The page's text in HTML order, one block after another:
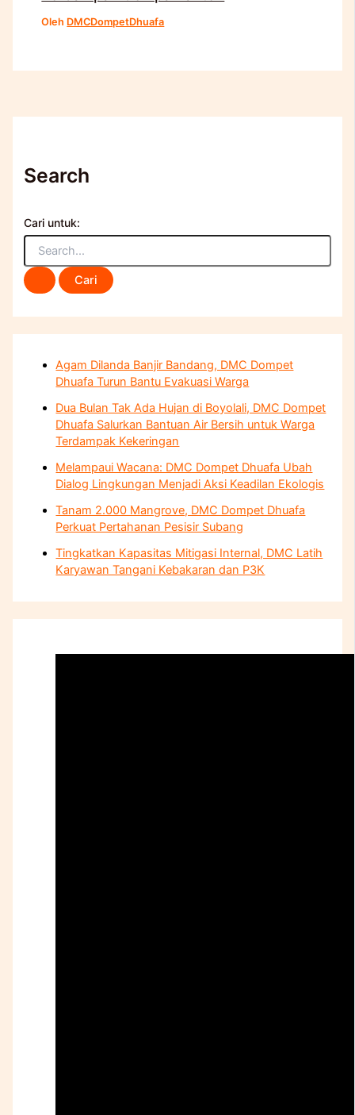
Oleh DMCDompetDhuafa
Search
Cari untuk:
Agam Dilanda Banjir Bandang, DMC Dompet
Dhuafa Turun Bantu Evakuasi Warga
Dua Bulan Tak Ada Hujan di Boyolali, DMC Dompet
Dhuafa Salurkan Bantuan Air Bersih untuk Warga
Terdampak Kekeringan
Melampaui Wacana: DMC Dompet Dhuafa Ubah
Dialog Lingkungan Menjadi Aksi Keadilan Ekologis
Tanam 2.000 Mangrove, DMC Dompet Dhuafa
Perkuat Pertahanan Pesisir Subang
Tingkatkan Kapasitas Mitigasi Internal, DMC Latih
Karyawan Tangani Kebakaran dan P3K